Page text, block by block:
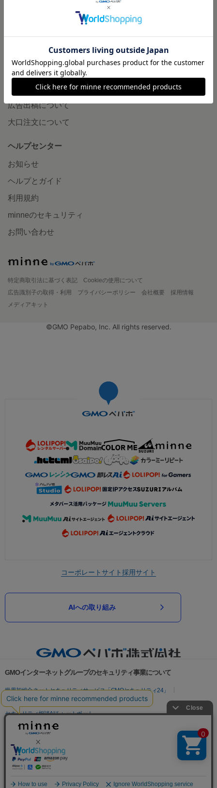
minneとものづくりと
minneの本
企業の方へ
広告出稿について
大口注文について
ヘルプセンター
お知らせ
ヘルプとガイド
利用規約
minneのセキュリティ
お問い合わせ
特定商取引法に基づく表記
Cookieの使用について
広告識別子の取得・利用
プライバシーポリシー 会社概要
採用情報
メディアキット
©GMO Pepabo, Inc. All rights reserved.
コーポレートサイト採用サイト
AIへの取り組み
GMOインターネットグループのセキュリティ事業について
世界初総合ネットセキュリティサービス「GMOセキュリティ24」
パスワード漏洩診断
Webサイトリスク診断
セキュリティ相談AIチャットボット
実在証明・盗聴対策
サイバー攻撃対策（GMO Flatt Security）
セキュリティ事業の軌跡